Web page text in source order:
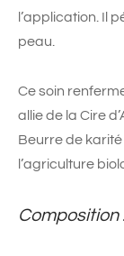
l’application. Il
peau.
Ce soin
allie de la Cire
Beurre de karité
l’agriculture
Composition